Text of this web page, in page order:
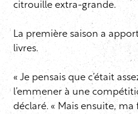
citrouille extra-grande.
La première saison a
livres.
« Je pensais que c’était
l’emmener à une
déclaré. « Mais ensuite, ma